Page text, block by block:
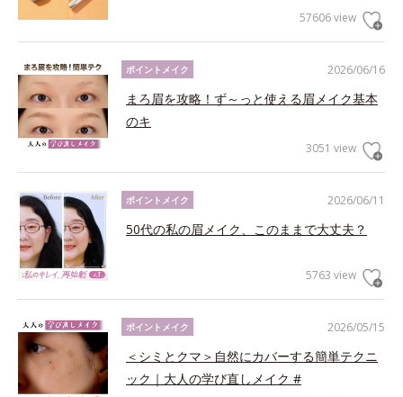
57606 view
2026/06/16
ポイントメイク
まろ眉を攻略！ず～っと使える眉メイク基本
のキ
3051 view
2026/06/11
ポイントメイク
50代の私の眉メイク、このままで大丈夫？
5763 view
2026/05/15
ポイントメイク
＜シミとクマ＞自然にカバーする簡単テクニ
ック｜大人の学び直しメイク #